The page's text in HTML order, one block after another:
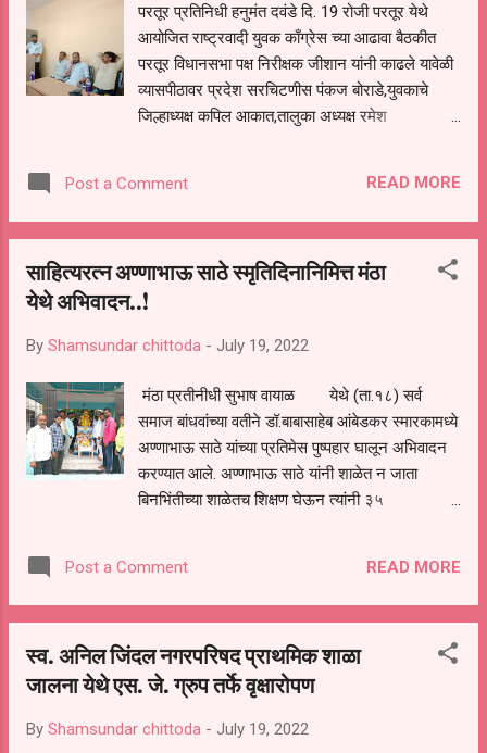
यांनी सातत्याने प्रयत्न केले होते. श्री देवेंद्रजी फडणवीस
यांनी तर प्रयत्नांची पराकाष्ठा केली असून आमच्या हाती
सत्ता द्या तीन महिन्यात आरक्षण मिळवून द...
परतूर प्रतिनिधी हनुमंत दवंडे दि. 19 रोजी परतूर येथे
आयोजित राष्ट्रवादी युवक काँग्रेस च्या आढावा बैठकीत
परतूर विधानसभा पक्ष निरीक्षक जीशान यांनी काढले यावेळी
व्यासपीठावर प्रदेश सरचिटणीस पंकज बोराडे,युवकाचे
जिल्हाध्यक्ष कपिल आकात,तालुका अध्यक्ष रमेश
पक्ष स्थापने पासून ते आज पर्यंत पक्षातील नेते कार्यकर्ते हे
सामान्य जनतेचे प्रश्न सोडवण्यासाठी सतत प्रयत्न करत
निवडणुकीत मिळाल्या शिवाय राहणार नाही असे सांगत
निवडणुकीच्या तयारी ला लागा असे सूतोवाचक दिले यावेळी
यांना मार्गदर्शन केले. यावेळी मंठा युवक तालुका अध्यक्ष
शहर अध्यक्ष राजेश तेलगड,पंजाबराव अवचार,योगेश
बरकुले,कदिर कुरेशी,रजाक कुरेशी, शेख अफरोज, अनवर
पठाण,गजानन अँभुरे,बंटी चव्हाण,सचिन चव्हाण,बाळासाहेब
चव्हाण, महेश नागरे,सत्तार कुरेशी,योगेश अवचा...
Post a Comment READ MORE
साहित्यरत्न अण्णाभाऊ साठे स्मृतिदिनानिमित्त मंठा
येथे अभिवादन..!
By Shamsundar chittoda - July 19, 2022
मंठा प्रतीनीधी सुभाष वायाळ येथे (ता.१८) सर्व
समाज बांधवांच्या वतीने डॉ.बाबासाहेब आंबेडकर स्मारकामध्ये
अण्णाभाऊ साठे यांच्या प्रतिमेस पुष्पहार घालून अभिवादन
करण्यात आले. अण्णाभाऊ साठे यांनी शाळेत न जाता
बिनभिंतीच्या शाळेतच शिक्षण घेऊन त्यांनी ३५
लिहून त्यांचे काही साहित्य अनेक भाषेत भाषांतरीत झाले
आहे. अण्णाभाऊ हे, सुरुवातीला कम्युनिस्ट विचारसरणीचे
वारणेचा वाघ, वैजंता, फकिरा, आवडी, माकडीचा माळ,
चिखलातील कमळ, अलगुज,चित्रा या कादंबऱ्यावर
त्यांचे निधन झाले. त्यांच्या स्मृतिदिनानिमित्त मंठा येथे
Post a Comment READ MORE
स्व. अनिल जिंदल नगरपरिषद प्राथमिक शाळा
जालना येथे एस. जे. ग्रुप तर्फे वृक्षारोपण
By Shamsundar chittoda - July 19, 2022